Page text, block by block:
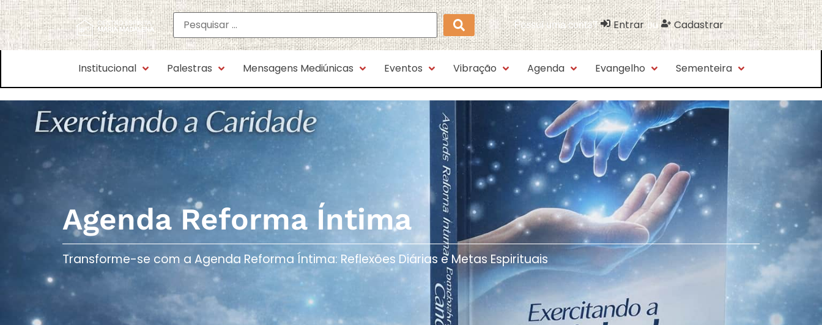
Possui uma conta? Entrar ou Cadastrar
Institucional Palestras Mensagens Mediúnicas Eventos Vibração Agenda Evangelho Sementeira
Agenda Reforma Íntima
Transforme-se com a Agenda Reforma Íntima: Reflexões Diárias e Metas Espirituais​